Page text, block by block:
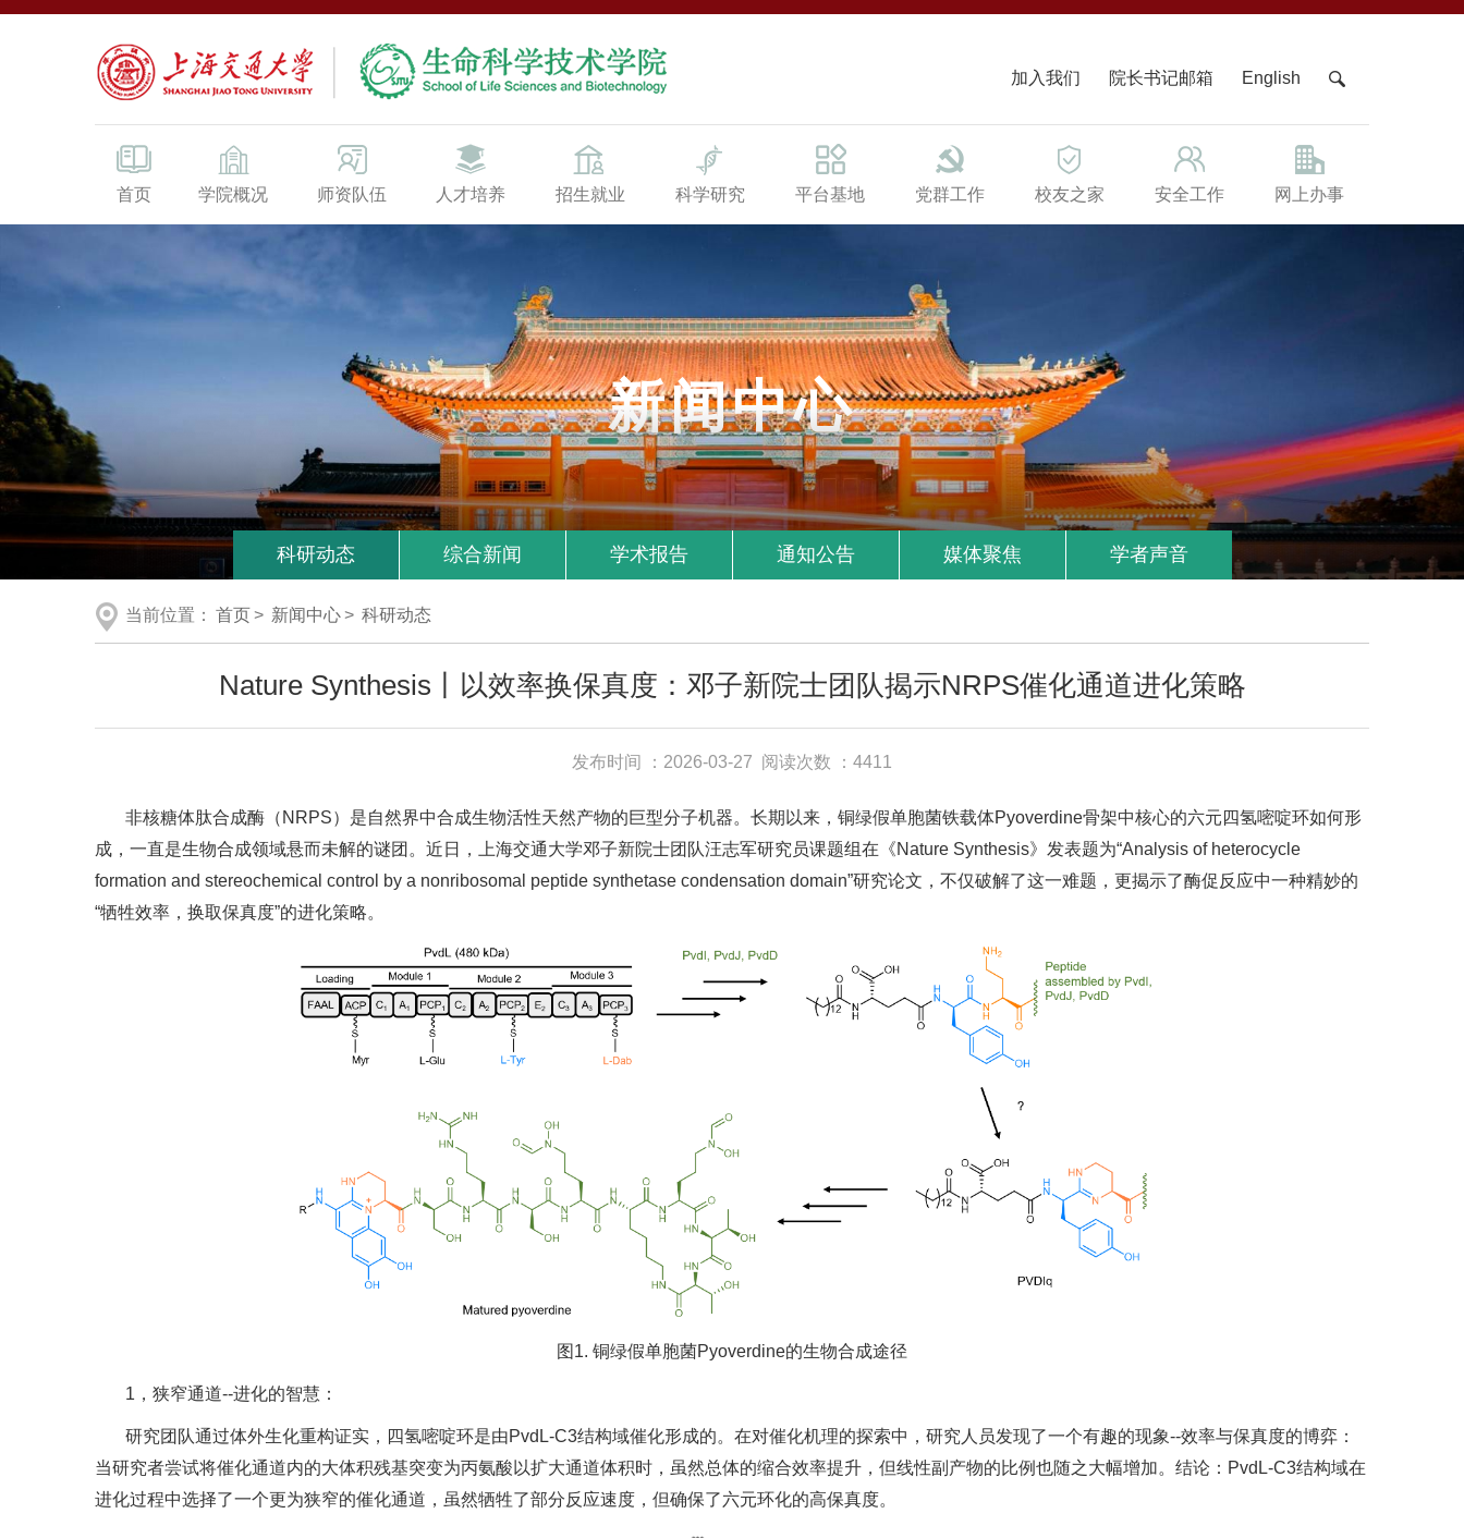
加入我们 院长书记邮箱 English
首页 学院概况 师资队伍 人才培养 招生就业 科学研究 平台基地 党群工作 校友之家 安全工作 网上办事
新闻中心
科研动态 综合新闻 学术报告 通知公告 媒体聚焦 学者声音
当前位置： 首页> 新闻中心> 科研动态
Nature Synthesis丨以效率换保真度：邓子新院士团队揭示NRPS催化通道进化策略
发布时间 ：2026-03-27 阅读次数 ：4411
非核糖体肽合成酶（NRPS）是自然界中合成生物活性天然产物的巨型分子机器。长期以来，铜绿假单胞菌铁载体Pyoverdine骨架中核心的六元四氢嘧啶环如何形
成，一直是生物合成领域悬而未解的谜团。近日，上海交通大学邓子新院士团队汪志军研究员课题组在《Nature Synthesis》发表题为“Analysis of heterocycle
formation and stereochemical control by a nonribosomal peptide synthetase condensation domain”研究论文，不仅破解了这一难题，更揭示了酶促反应中一种精妙的
“牺牲效率，换取保真度”的进化策略。
图1. 铜绿假单胞菌Pyoverdine的生物合成途径
1，狭窄通道--进化的智慧：
研究团队通过体外生化重构证实，四氢嘧啶环是由PvdL-C3结构域催化形成的。在对催化机理的探索中，研究人员发现了一个有趣的现象--效率与保真度的博弈：
当研究者尝试将催化通道内的大体积残基突变为丙氨酸以扩大通道体积时，虽然总体的缩合效率提升，但线性副产物的比例也随之大幅增加。结论：PvdL-C3结构域在
进化过程中选择了一个更为狭窄的催化通道，虽然牺牲了部分反应速度，但确保了六元环化的高保真度。